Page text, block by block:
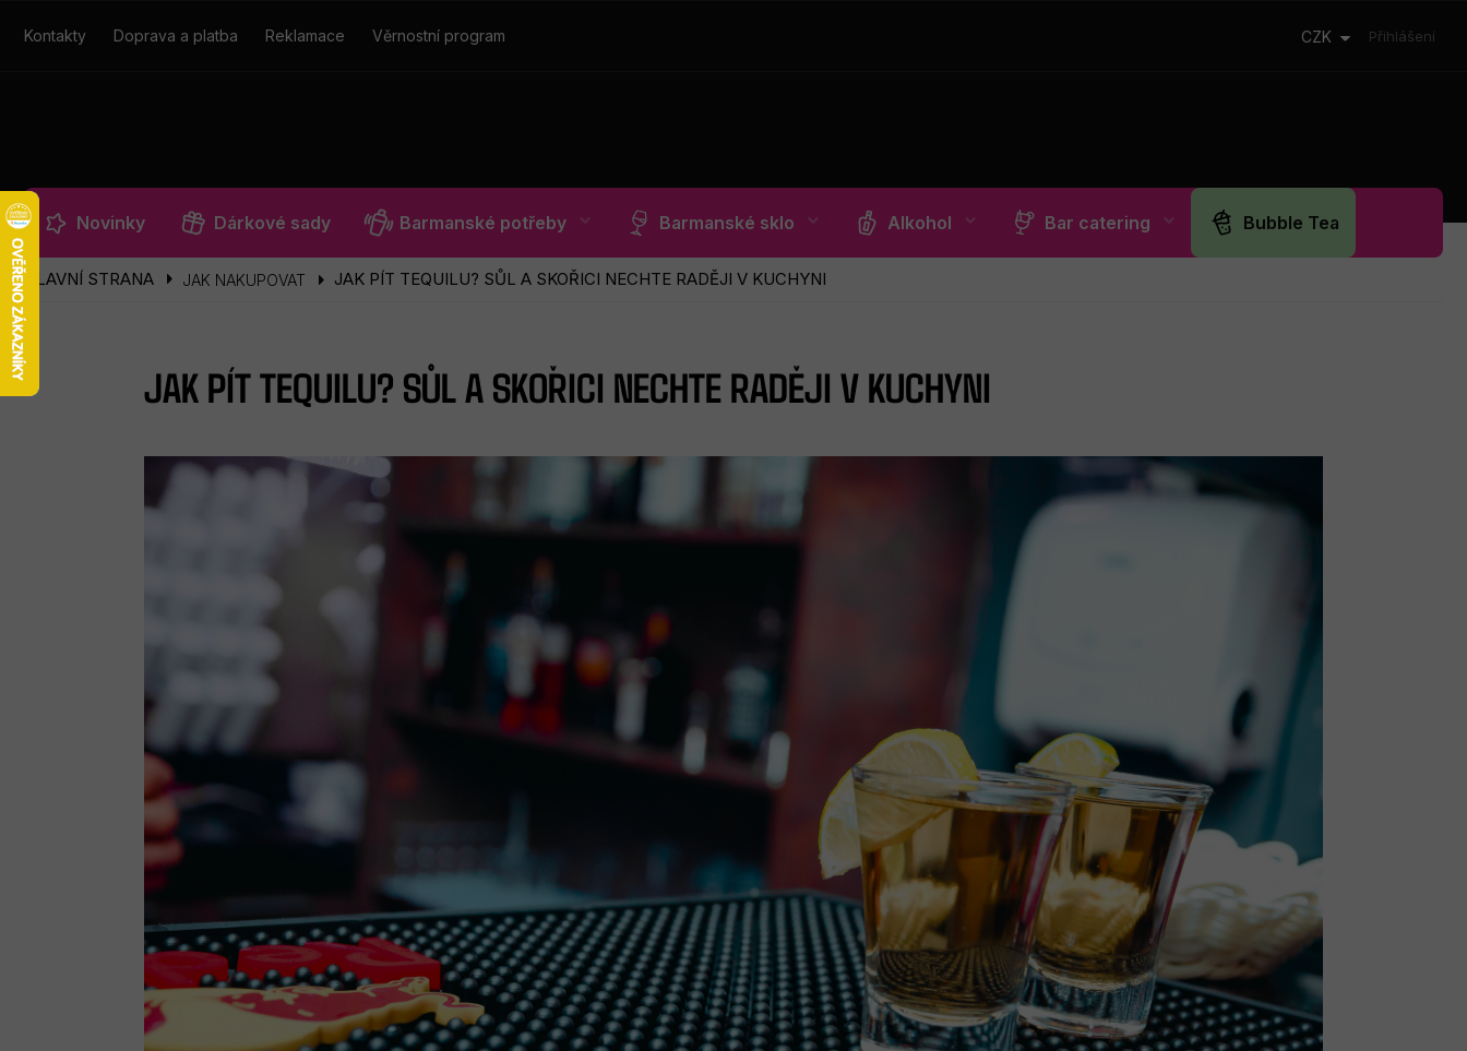
Kontakty Doprava a platba Reklamace Věrnostní program CZK Přihlášení
Novinky Dárkové sady Barmanské potřeby Barmanské sklo Alkohol Bar catering Bubble Tea
JAK NAKUPOVAT JAK PÍT TEQUILU? SŮL A SKOŘICI NECHTE RADĚJI V KUCHYNI
JAK PÍT TEQUILU? SŮL A SKOŘICI NECHTE RADĚJI V KUCHYNI